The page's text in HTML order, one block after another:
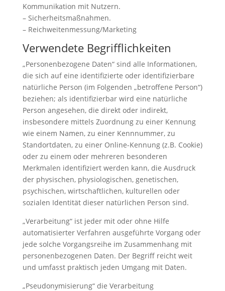
Kommunikation mit Nutzern.
– Sicherheitsmaßnahmen.
– Reichweitenmessung/Marketing
Verwendete Begrifflichkeiten
„Personenbezogene Daten“ sind alle Informationen,
die sich auf eine identifizierte oder identifizierbare
natürliche Person (im Folgenden „betroffene Person“)
beziehen; als identifizierbar wird eine natürliche
Person angesehen, die direkt oder indirekt,
insbesondere mittels Zuordnung zu einer Kennung
wie einem Namen, zu einer Kennnummer, zu
Standortdaten, zu einer Online-Kennung (z.B. Cookie)
oder zu einem oder mehreren besonderen
Merkmalen identifiziert werden kann, die Ausdruck
der physischen, physiologischen, genetischen,
psychischen, wirtschaftlichen, kulturellen oder
sozialen Identität dieser natürlichen Person sind.
„Verarbeitung“ ist jeder mit oder ohne Hilfe
automatisierter Verfahren ausgeführte Vorgang oder
jede solche Vorgangsreihe im Zusammenhang mit
personenbezogenen Daten. Der Begriff reicht weit
und umfasst praktisch jeden Umgang mit Daten.
„Pseudonymisierung“ die Verarbeitung